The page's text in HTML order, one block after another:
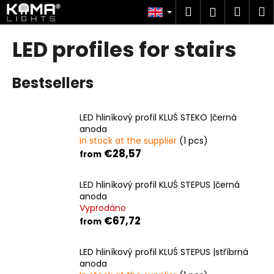
Skip
to
content
Search
Login
LED profiles for stairs
Bestsellers
LED hliníkový profil KLUŚ STEKO |černá
anoda
In stock at the supplier (1 pcs)
from €28,57
LED hliníkový profil KLUŚ STEPUS |černá
anoda
Vyprodáno
from €67,72
LED hliníkový profil KLUŚ STEPUS |stříbrná
anoda
C
a
h